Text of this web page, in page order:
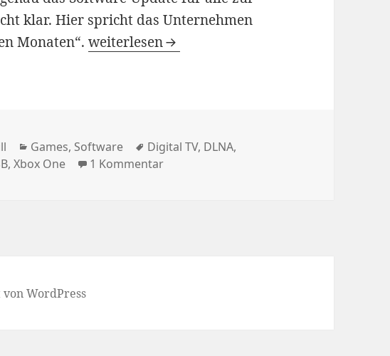
klar. Hier spricht das Unternehmen
Monaten“.XBox One: Viele neue Features angekündigt
weiterlesen
Kategorien
Games, Software Schlagwörter
Digital TV, DLNA,
,Xbox One 1 Kommentarzu XBox One: Viele neue Features
WordPress